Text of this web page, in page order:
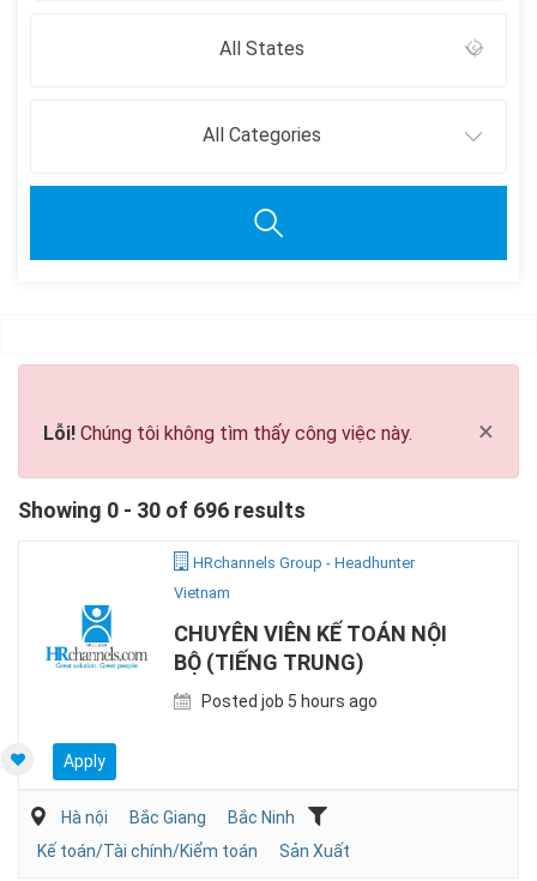
All States
All Categories
×
Lỗi! Chúng tôi không tìm thấy công việc này.
Showing 0 - 30 of 696 results
HRchannels Group - Headhunter
Vietnam
CHUYÊN VIÊN KẾ TOÁN NỘI
BỘ (TIẾNG TRUNG)
Posted job 5 hours ago
Apply
Hà nội Bắc Giang
Bắc Ninh
Kế toán/Tài chính/Kiểm toán
Sản Xuất